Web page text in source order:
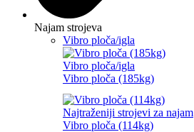
Najam strojeva
Vibro ploča/igla
Vibro ploča/igla
Vibro ploča (185kg)
Najtraženiji strojevi za najam
Vibro ploča (114kg)